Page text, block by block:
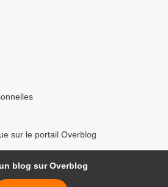
sur le portail Overblog
blog sur Overblog